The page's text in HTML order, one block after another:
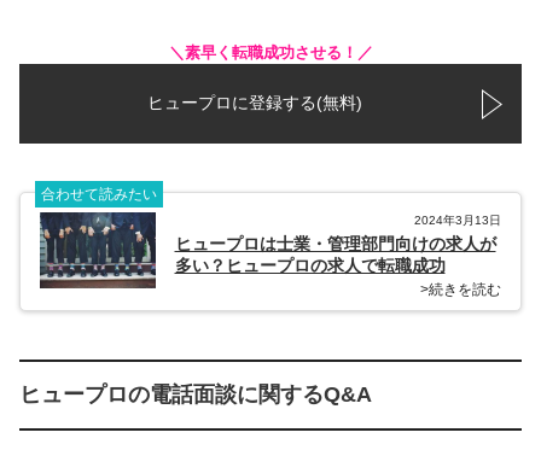
＼素早く転職成功させる！／
ヒュープロに登録する(無料)
合わせて読みたい
2024年3月13日
ヒュープロは士業・管理部門向けの求人が
多い？ヒュープロの求人で転職成功
>続きを読む
ヒュープロの電話面談に関するQ&A